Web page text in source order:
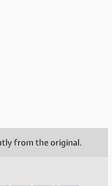
from the original.